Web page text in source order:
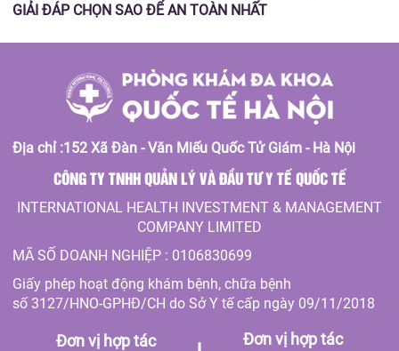
GIẢI ĐÁP CHỌN SAO ĐỂ AN TOÀN NHẤT
Địa chỉ :152 Xã Đàn - Văn Miếu Quốc Tử Giám - Hà Nội
CÔNG TY TNHH QUẢN LÝ VÀ ĐẦU TƯ Y TẾ QUỐC TẾ
INTERNATIONAL HEALTH INVESTMENT & MANAGEMENT
COMPANY LIMITED
MÃ SỐ DOANH NGHIỆP : 0106830699
Giấy phép hoạt động khám bệnh, chữa bệnh
số 3127/HNO-GPHĐ/CH do Sở Y tế cấp ngày 09/11/2018
Đơn vị hợp tác Đơn vị hợp tác